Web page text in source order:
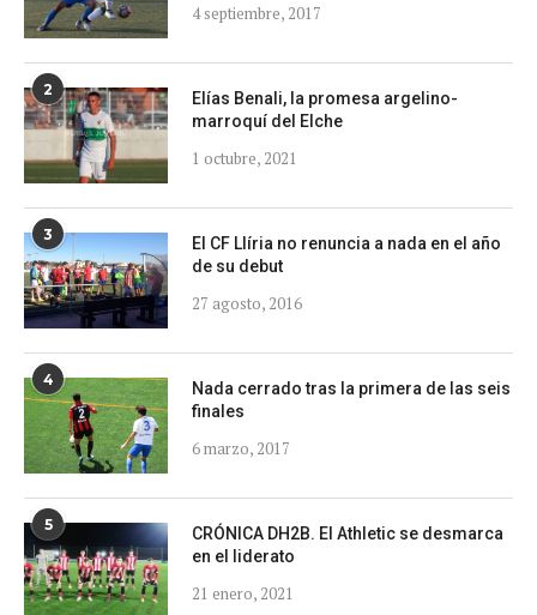
4 septiembre, 2017
2
Elías Benali, la promesa argelino-
marroquí del Elche
1 octubre, 2021
3
El CF Llíria no renuncia a nada en el año
de su debut
27 agosto, 2016
4
Nada cerrado tras la primera de las seis
finales
6 marzo, 2017
5
CRÓNICA DH2B. El Athletic se desmarca
en el liderato
21 enero, 2021